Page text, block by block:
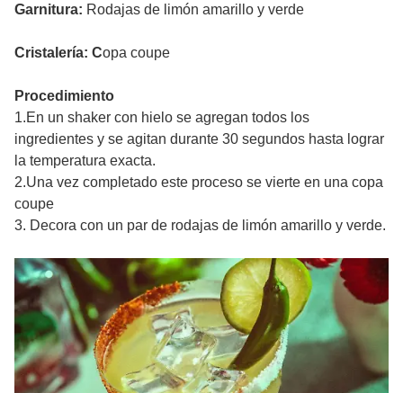
Garnitura: Rodajas de limón amarillo y verde
Cristalería: Copa coupe
Procedimiento
1.En un shaker con hielo se agregan todos los
ingredientes y se agitan durante 30 segundos hasta lograr
la temperatura exacta.
2.Una vez completado este proceso se vierte en una copa
coupe
3. Decora con un par de rodajas de limón amarillo y verde.